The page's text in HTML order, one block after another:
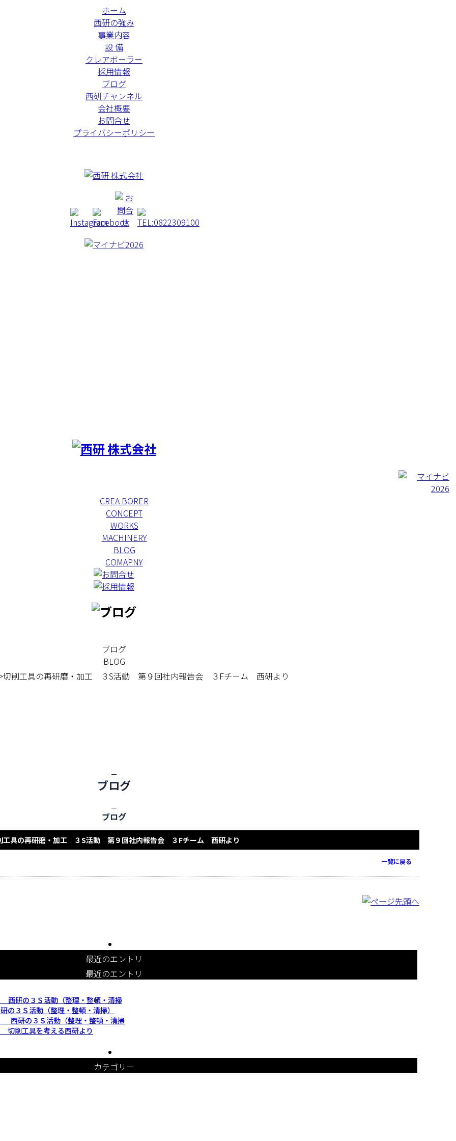
ホーム
西研の強み
事業内容
設 備
クレアボーラー
採用情報
ブログ
西研チャンネル
会社概要
お問合せ
プライバシーポリシー
CREA BORER
CONCEPT
WORKS
MACHINERY
BLOG
COMAPNY
ブログ
BLOG
切削工具の再研磨・加工 ３S活動 第９回社内報告会 ３Fチーム 西研より
ブログ
ブログ
工具の再研磨・加工 ３S活動 第９回社内報告会 ３Fチーム 西研より
一覧に戻る
最近のエントリ
最近のエントリ
の３Ｓ活動（整理・整頓・清掃
Ｓ活動（整理・整頓・清掃）
の３Ｓ活動（整理・整頓・清掃
工具を考える西研より
カテゴリー